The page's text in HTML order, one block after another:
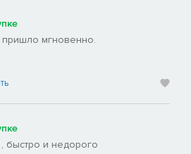
мгновенно.
быстро и недорого